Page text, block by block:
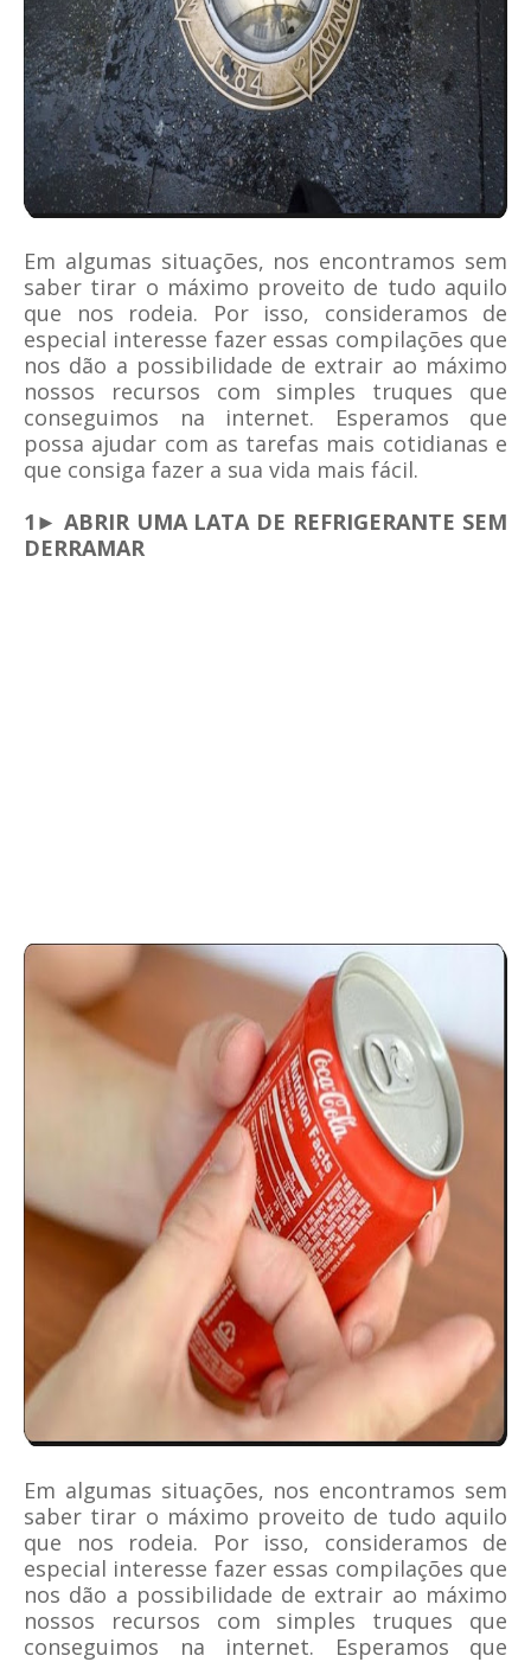
Em algumas situações, nos encontramos sem
saber tirar o máximo proveito de tudo aquilo
que nos rodeia. Por isso, consideramos de
especial interesse fazer essas compilações que
nos dão a possibilidade de extrair ao máximo
nossos recursos com simples truques que
conseguimos na internet. Esperamos que
possa ajudar com as tarefas mais cotidianas e
que consiga fazer a sua vida mais fácil.
1► ABRIR UMA LATA DE REFRIGERANTE SEM
DERRAMAR
Em algumas situações, nos encontramos sem
saber tirar o máximo proveito de tudo aquilo
que nos rodeia. Por isso, consideramos de
especial interesse fazer essas compilações que
nos dão a possibilidade de extrair ao máximo
nossos recursos com simples truques que
conseguimos na internet. Esperamos que